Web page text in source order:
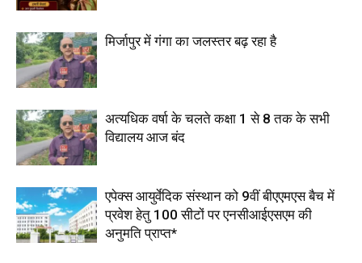
मिर्जापुर में गंगा का जलस्तर बढ़ रहा है
अत्यधिक वर्षा के चलते कक्षा 1 से 8 तक के सभी
विद्यालय आज बंद
एपेक्स आयुर्वेदिक संस्थान को 9वीं बीएएमएस बैच में
प्रवेश हेतु 100 सीटों पर एनसीआईएसएम की
अनुमति प्राप्त*